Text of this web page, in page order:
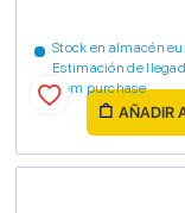
Stock en almacén
Estimación de
from purchase
AÑADIR